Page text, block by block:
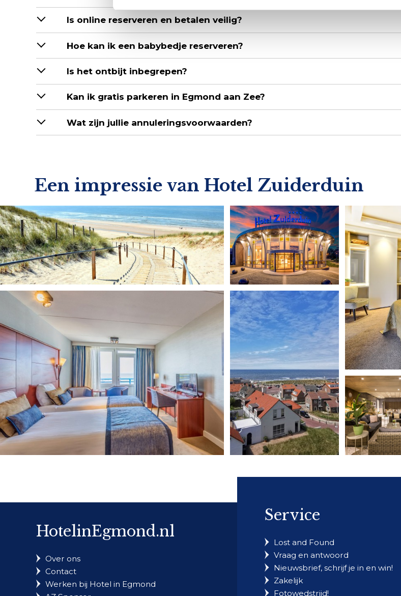
Is online reserveren en betalen veilig?
Hoe kan ik een babybedje reserveren?
Is het ontbijt inbegrepen?
Kan ik gratis parkeren in Egmond aan Zee?
Wat zijn jullie annuleringsvoorwaarden?
Een impressie van Hotel Zuiderduin
HotelinEgmond.nl
Over ons
Contact
Werken bij Hotel in Egmond
Service
Lost and Found
Vraag en antwoord
Nieuwsbrief, schrijf je in en win!
Zakelijk
Fotowedstrijd!